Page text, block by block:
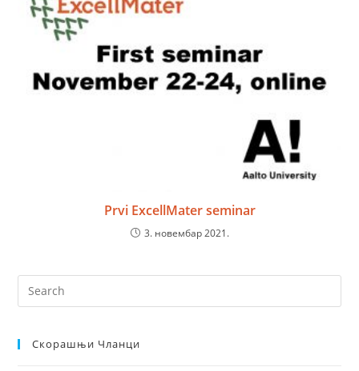
Prvi ExcellMater seminar
3. новембар 2021.
Скорашњи Чланци